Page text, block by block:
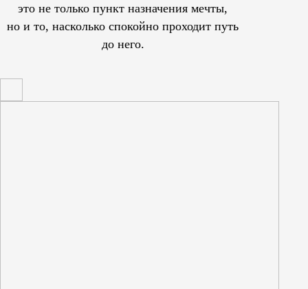
это не только пункт назначения мечты,
но и то, насколько спокойно проходит путь
до него.